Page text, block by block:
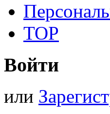
TOP
Войти
или